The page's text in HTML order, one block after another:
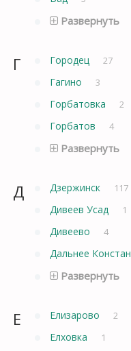
Развернуть
Г Городец 27
Гагино 3
Горбатовка 2
Горбатов 4
Развернуть
Д Дзержинск 117
Дивеев Усад 1
Дивеево 4
Дальнее
Развернуть
Е Елизарово 2
Елховка 1